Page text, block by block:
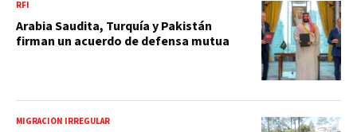
RFI
Arabia Saudita, Turquía y Pakistán
firman un acuerdo de defensa mutua
MIGRACIÓN IRREGULAR